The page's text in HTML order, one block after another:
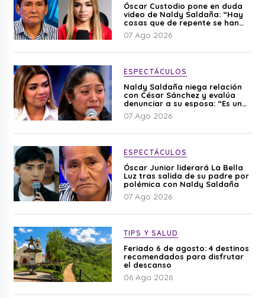
Óscar Custodio pone en duda
video de Naldy Saldaña: “Hay
cosas que de repente se han
editado”
07 Ago 2026
ESPECTÁCULOS
Naldy Saldaña niega relación
con César Sánchez y evalúa
denunciar a su esposa: “Es una
difamación”
07 Ago 2026
ESPECTÁCULOS
Óscar Junior liderará La Bella
Luz tras salida de su padre por
polémica con Naldy Saldaña
07 Ago 2026
TIPS Y SALUD
Feriado 6 de agosto: 4 destinos
recomendados para disfrutar
el descanso
06 Ago 2026